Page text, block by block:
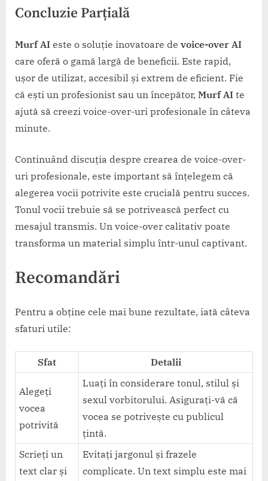
Concluzie Parțială
Murf AI este o soluție inovatoare de voice-over AI
care oferă o gamă largă de beneficii. Este rapid,
ușor de utilizat, accesibil și extrem de eficient. Fie
că ești un profesionist sau un începător, Murf AI te
ajută să creezi voice-over-uri profesionale în câteva
minute.
Continuând discuția despre crearea de voice-over-
uri profesionale, este important să înțelegem că
alegerea vocii potrivite este crucială pentru succes.
Tonul vocii trebuie să se potrivească perfect cu
mesajul transmis. Un voice-over calitativ poate
transforma un material simplu într-unul captivant.
Recomandări
Pentru a obține cele mai bune rezultate, iată câteva
sfaturi utile:
Sfat Detalii
Alegeți
vocea
potrivită
Luați în considerare tonul, stilul și
sexul vorbitorului. Asigurați-vă că
vocea se potrivește cu publicul
țintă.
Scrieți un
text clar și
Evitați jargonul și frazele
complicate. Un text simplu este mai